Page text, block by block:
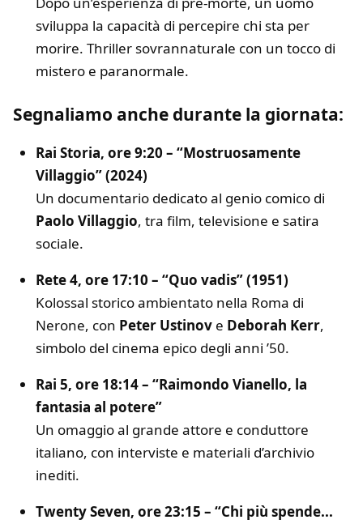
sviluppa la capacità di percepire chi sta per
morire. Thriller sovrannaturale con un tocco di
mistero e paranormale.
Segnaliamo anche durante la giornata:
Rai Storia, ore 9:20 – “Mostruosamente
Villaggio” (2024)
Un documentario dedicato al genio comico di
Paolo Villaggio, tra film, televisione e satira
sociale.
Rete 4, ore 17:10 – “Quo vadis” (1951)
Kolossal storico ambientato nella Roma di
Nerone, con Peter Ustinov e Deborah Kerr,
simbolo del cinema epico degli anni ’50.
Rai 5, ore 18:14 – “Raimondo Vianello, la
fantasia al potere”
Un omaggio al grande attore e conduttore
italiano, con interviste e materiali d’archivio
inediti.
Twenty Seven, ore 23:15 – “Chi più spende...